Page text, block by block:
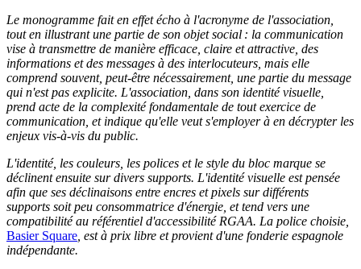
Le monogramme fait en effet écho à l'acronyme de l'association,
tout en illustrant une partie de son objet social : la communication
vise à transmettre de manière efficace, claire et attractive, des
informations et des messages à des interlocuteurs, mais elle
comprend souvent, peut-être nécessairement, une partie du message
qui n'est pas explicite. L'association, dans son identité visuelle,
prend acte de la complexité fondamentale de tout exercice de
communication, etindique qu'elle veut s'employer à en décrypter les
enjeux vis-à-vis du public.
L'identité, les couleurs, les polices et le style du bloc marque se
déclinent ensuite sur divers supports. L'identité visuelle est pensée
afin que ses déclinaisons entre encres et pixels sur différents
supports soit peu consommatrice d'énergie, et tend vers une
compatibilité au référentiel d'accessibilité RGAA. La police choisie,
Basier Square , est à prix libre et provient d'une fonderie espagnole
indépendante.